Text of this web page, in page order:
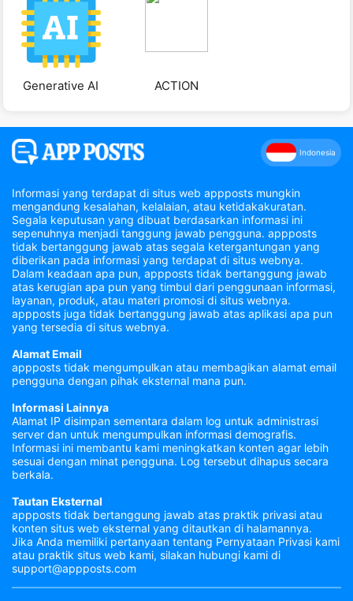
Generative AI ACTION
Indonesia
Informasi yang terdapat di situs web appposts mungkin
mengandung kesalahan, kelalaian, atau ketidakakuratan.
Segala keputusan yang dibuat berdasarkan informasi ini
sepenuhnya menjadi tanggung jawab pengguna. appposts
tidak bertanggung jawab atas segala ketergantungan yang
diberikan pada informasi yang terdapat di situs webnya.
Dalam keadaan apa pun, appposts tidak bertanggung jawab
atas kerugian apa pun yang timbul dari penggunaan informasi,
layanan, produk, atau materi promosi di situs webnya.
appposts juga tidak bertanggung jawab atas aplikasi apa pun
yang tersedia di situs webnya.
Alamat Email
appposts tidak mengumpulkan atau membagikan alamat email
pengguna dengan pihak eksternal mana pun.
Informasi Lainnya
Alamat IP disimpan sementara dalam log untuk administrasi
server dan untuk mengumpulkan informasi demografis.
Informasi ini membantu kami meningkatkan konten agar lebih
sesuai dengan minat pengguna. Log tersebut dihapus secara
berkala.
Tautan Eksternal
appposts tidak bertanggung jawab atas praktik privasi atau
konten situs web eksternal yang ditautkan di halamannya.
Jika Anda memiliki pertanyaan tentang Pernyataan Privasi kami
atau praktik situs web kami, silakan hubungi kami di
support@appposts.com